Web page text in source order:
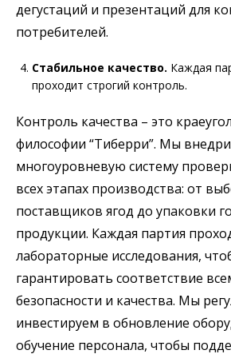
дегустаций и презентаций для
потребителей.
Стабильное качество. Каждая
проходит строгий контроль.
Контроль качества – это
философии “Тиберри”. Мы
многоуровневую систему
всех этапах производства: от
поставщиков ягод до упаковки
продукции. Каждая партия
лабораторные исследования,
гарантировать соответствие
безопасности и качества. Мы
инвестируем в обновление
обучение персонала, чтобы